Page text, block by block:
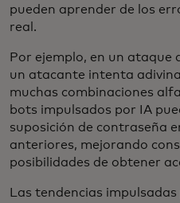
pueden aprender de los
real.
Por ejemplo, en un ataque
un atacante intenta
muchas combinaciones
bots impulsados por IA
suposición de contraseña
anteriores, mejorando
posibilidades de obtener
Las tendencias